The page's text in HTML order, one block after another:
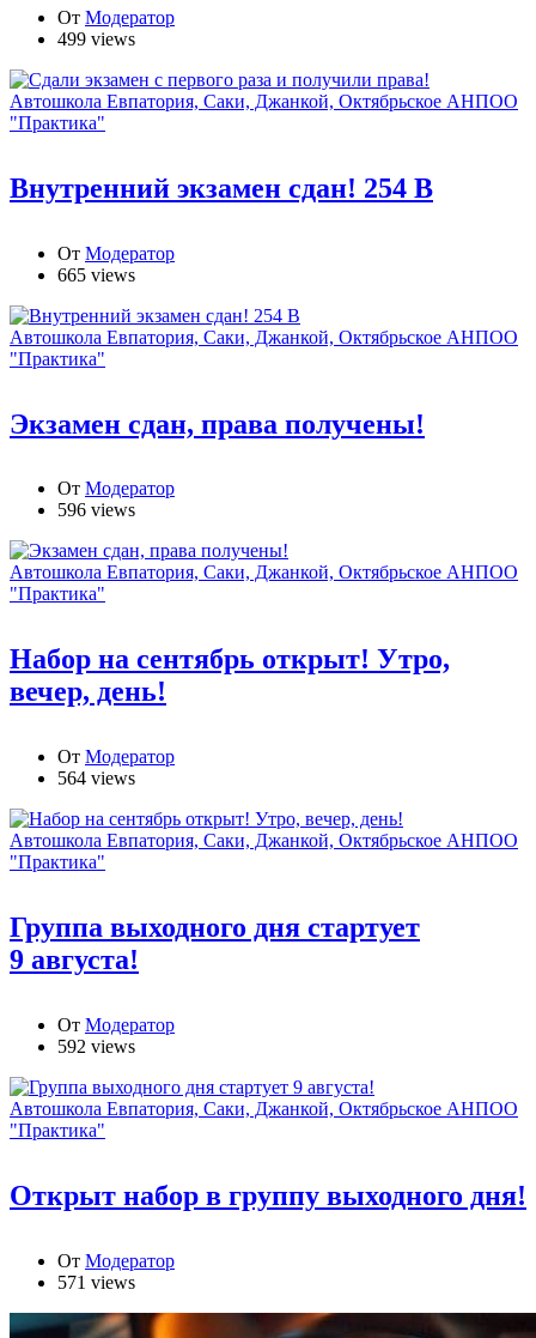
От Модератор
499 views
Автошкола Евпатория, Саки, Джанкой, Октябрьское АНПОО
"Практика"
Внутренний экзамен сдан! 254 В
От Модератор
665 views
Автошкола Евпатория, Саки, Джанкой, Октябрьское АНПОО
"Практика"
Экзамен сдан, права получены!
От Модератор
596 views
Автошкола Евпатория, Саки, Джанкой, Октябрьское АНПОО
"Практика"
Набор на сентябрь открыт! Утро,
вечер, день!
От Модератор
564 views
Автошкола Евпатория, Саки, Джанкой, Октябрьское АНПОО
"Практика"
Группа выходного дня стартует
9 августа!
От Модератор
592 views
Автошкола Евпатория, Саки, Джанкой, Октябрьское АНПОО
"Практика"
Открыт набор в группу выходного дня!
От Модератор
571 views